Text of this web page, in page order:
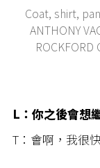
Coat, shirt,
ANTHONY
ROCKFORD
L：你之後會想
T：會啊，我很